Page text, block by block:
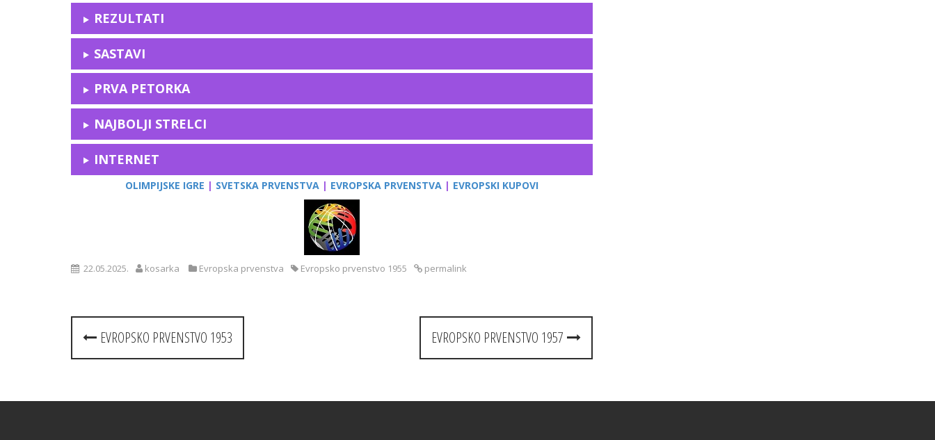
REZULTATI
SASTAVI
PRVA PETORKA
NAJBOLJI STRELCI
INTERNET
OLIMPIJSKE IGRE | SVETSKA PRVENSTVA | EVROPSKA PRVENSTVA | EVROPSKI KUPOVI
22.05.2025. kosarka Evropska prvenstva Evropsko prvenstvo 1955 permalink
Post
navigation
EVROPSKO PRVENSTVO 1953 EVROPSKO PRVENSTVO 1957